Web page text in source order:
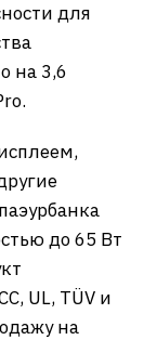
для
на 3,6
до 65 Вт
UL, TÜV и
на